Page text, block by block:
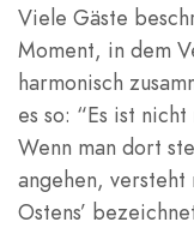
Viele Gäste
Moment, in dem
harmonisch
es so: “Es ist
Wenn man dort
angehen, versteht
Ostens’